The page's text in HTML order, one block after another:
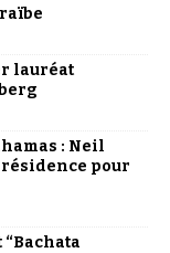
lauréat
: Neil
pour